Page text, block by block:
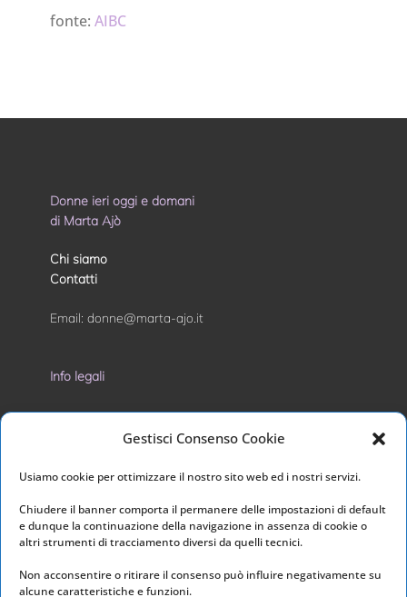
Gestisci Consenso Cookie
Usiamo cookie per ottimizzare il nostro sito web ed i nostri servizi.
Chiudere il banner comporta il permanere delle impostazioni di default
e dunque la continuazione della navigazione in assenza di cookie o
altri strumenti di tracciamento diversi da quelli tecnici.
Non acconsentire o ritirare il consenso può influire negativamente su
alcune caratteristiche e funzioni.
fonte: AIBC
Donne ieri oggi e domani
di Marta Ajò
Chi siamo
Contatti
Email: donne@marta-ajo.it
Info legali
Privacy Policy
Cookie Policy